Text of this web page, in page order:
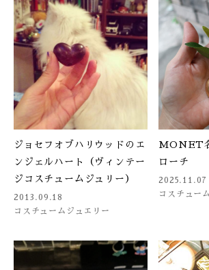
ジョセフオブハリウッドのエ
ンジェルハート（ヴィンテー
ジコスチュームジュリー）
2013.09.18
コスチュームジュエリー
MONET
ローチ
2025.11.07
コスチュー